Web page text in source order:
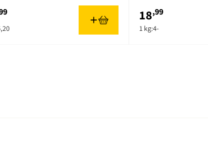
18,99
1 kg:4-